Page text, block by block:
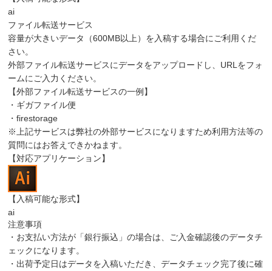
ai
ファイル転送サービス
容量が大きいデータ（600MB以上）を入稿する場合にご利用くだ
さい。
外部ファイル転送サービスにデータをアップロードし、URLをフォ
ームにご入力ください。
【外部ファイル転送サービスの一例】
・ギガファイル便
・firestorage
※上記サービスは弊社の外部サービスになりますため利用方法等の
質問にはお答えできかねます。
【対応アプリケーション】
【入稿可能な形式】
ai
注意事項
・お支払い方法が「銀行振込」の場合は、ご入金確認後のデータチ
ェックになります。
・出荷予定日はデータを入稿いただき、データチェック完了後に確